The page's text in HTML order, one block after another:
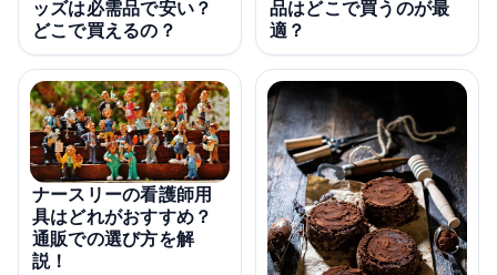
ッズは必需品で安い？
どこで買えるの？
品はどこで買うのが最
適？
ナースリーの看護師用
具はどれがおすすめ？
通販での選び方を解
説！